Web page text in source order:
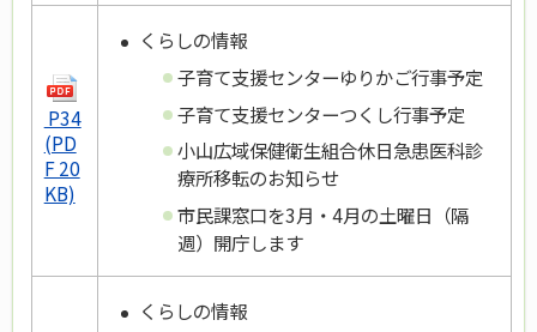
P34
(PD
F 20
KB)
くらしの情報
子育て支援センターゆりかご行事予定
子育て支援センターつくし行事予定
小山広域保健衛生組合休日急患医科診
療所移転のお知らせ
市民課窓口を3月・4月の土曜日（隔
週）開庁します
くらしの情報